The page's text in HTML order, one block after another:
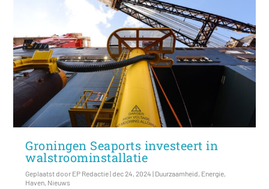
Groningen Seaports investeert in
walstroominstallatie
Geplaatst door EP Redactie|dec 24, 2024 | Duurzaamheid Energie
Haven Nieuws